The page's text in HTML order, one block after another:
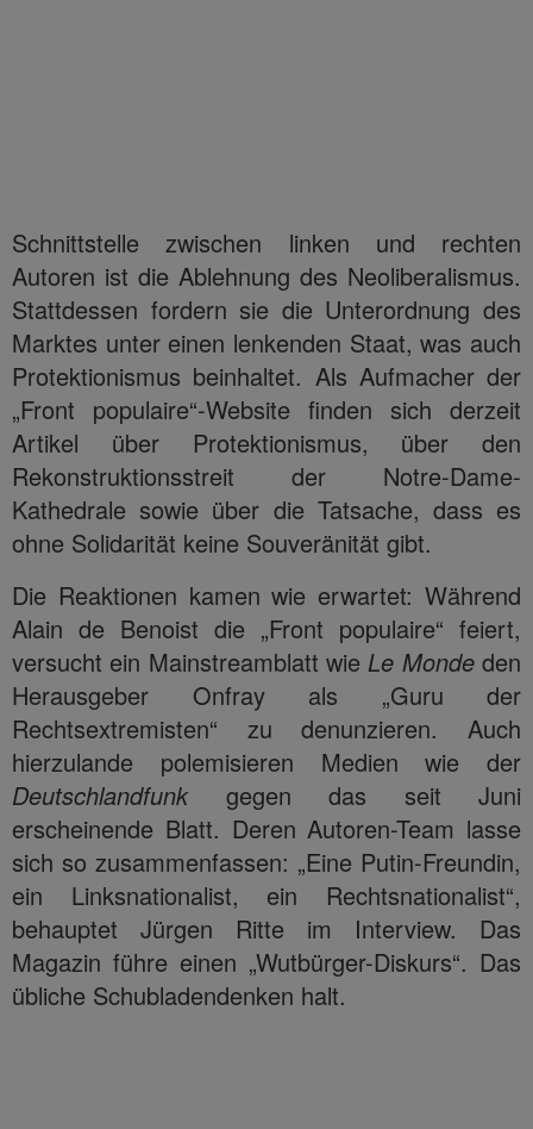
Schnittstelle zwischen linken und rechten
Autoren ist die Ablehnung des Neoliberalismus.
Stattdessen fordern sie die Unterordnung des
Marktes unter einen lenkenden Staat, was auch
Protektionismus beinhaltet. Als Aufmacher der
„Front populaire“-Website finden sich derzeit
Artikel über Protektionismus, über den
Rekonstruktionsstreit der Notre-Dame-
Kathedrale sowie über die Tatsache, dass es
ohne Solidarität keine Souveränität gibt.
Die Reaktionen kamen wie erwartet: Während
Alain de Benoist die „Front populaire“ feiert,
versucht ein Mainstreamblatt wieLe Mondeden
Herausgeber Onfray als „Guru der
Rechtsextremisten“ zu denunzieren. Auch
hierzulande polemisieren Medien wie der
Deutschlandfunk gegen das seit Juni
erscheinende Blatt. Deren Autoren-Team lasse
sich so zusammenfassen: „Eine Putin-Freundin,
ein Linksnationalist, ein Rechtsnationalist“,
behauptet Jürgen Ritte im Interview. Das
Magazin führe einen „Wutbürger-Diskurs“. Das
übliche Schubladendenken halt.